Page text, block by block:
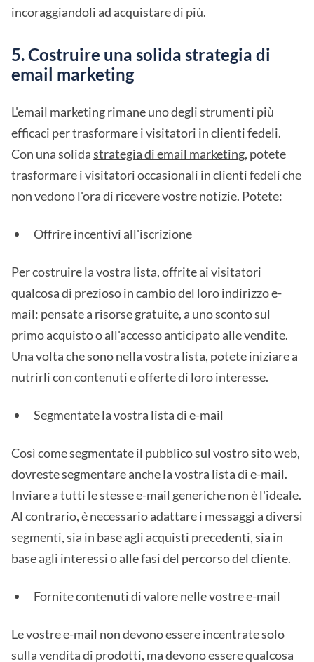
incoraggiandoli ad acquistare di più.
5. Costruire una solida strategia di
email marketing
L'email marketing rimane uno degli strumenti più
efficaci per trasformare i visitatori in clienti fedeli.
Con una solidastrategia di email marketing, potete
trasformare i visitatori occasionali in clienti fedeli che
non vedono l'ora di ricevere vostre notizie. Potete:
Offrire incentivi all'iscrizione
Per costruire la vostra lista, offrite ai visitatori
qualcosa di prezioso in cambio del loro indirizzo e-
mail: pensate a risorse gratuite, a uno sconto sul
primo acquisto o all'accesso anticipato alle vendite.
Una volta che sono nella vostra lista, potete iniziare a
nutrirli con contenuti e offerte di loro interesse.
Segmentate la vostra lista di e-mail
Così come segmentate il pubblico sul vostro sito web,
dovreste segmentare anche la vostra lista di e-mail.
Inviare a tutti le stesse e-mail generiche non è l'ideale.
Al contrario, è necessario adattare i messaggi a diversi
segmenti, sia in base agli acquisti precedenti, sia in
base agli interessi o alle fasi del percorso del cliente.
Fornite contenuti di valore nelle vostre e-mail
Le vostre e-mail non devono essere incentrate solo
sulla vendita di prodotti, ma devono essere qualcosa